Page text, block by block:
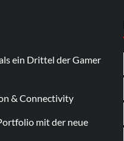
ein Drittel der Gamer
& Connectivity
mit der neue